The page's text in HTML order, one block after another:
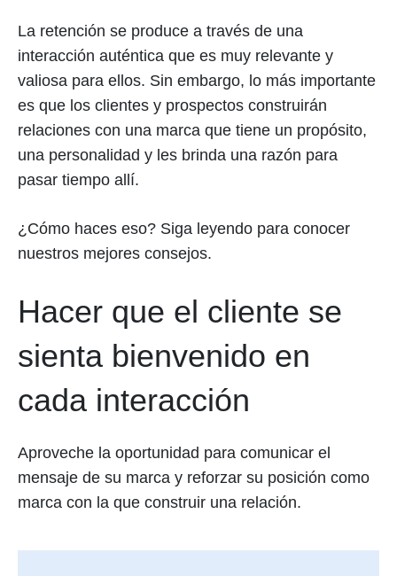
La retención se produce a través de una
interacción auténtica que es muy relevante y
valiosa para ellos. Sin embargo, lo más importante
es que los clientes y prospectos construirán
relaciones con una marca que tiene un propósito,
una personalidad y les brinda una razón para
pasar tiempo allí.
¿Cómo haces eso? Siga leyendo para conocer
nuestros mejores consejos.
Hacer que el cliente se
sienta bienvenido en
cada interacción
Aproveche la oportunidad para comunicar el
mensaje de su marca y reforzar su posición como
marca con la que construir una relación.